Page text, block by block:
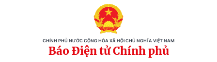
CHÍNH PHỦ NƯỚC CỘNG HÒA XÃ HỘI CHỦ NGHĨA VIỆT NAM
Báo Điện tử Chính phủ